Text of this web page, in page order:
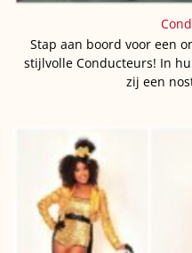
Stap aan boord voor een
stijlvolle Conducteurs! In
zij een